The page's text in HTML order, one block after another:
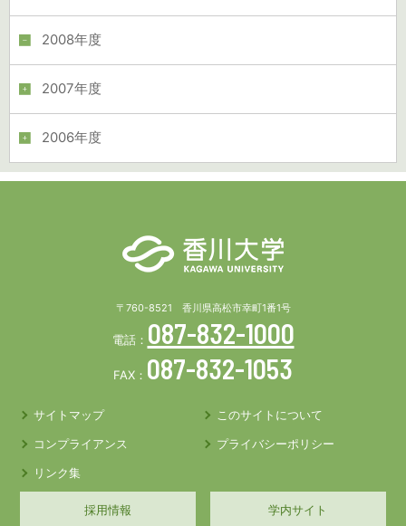
2008年度
2007年度
2006年度
〒760-8521 香川県高松市幸町1番1号
電話： 087-832-1000
FAX： 087-832-1053
サイトマップ
このサイトについて
コンプライアンス
プライバシーポリシー
リンク集
採用情報 学内サイト